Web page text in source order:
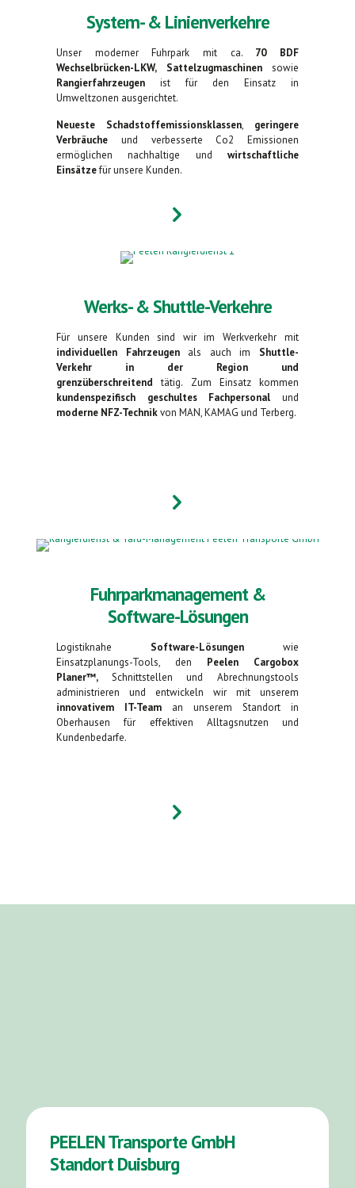
System- & Linienverkehre
Unser moderner Fuhrpark mit ca. 70 BDF
Wechselbrücken-LKW, Sattelzugmaschinensowie
Rangierfahrzeugen ist für den Einsatz in
Umweltzonen ausgerichtet.
Neueste Schadstoffemissionsklassen, geringere
Verbräuche und verbesserte Co2 Emissionen
ermöglichen nachhaltige und wirtschaftliche
Einsätzefür unsere Kunden.
Werks- & Shuttle-Verkehre
Für unsere Kunden sind wir im Werkverkehr mit
individuellen Fahrzeugenals auch im Shuttle-
Verkehr in der Region und
grenzüberschreitend tätig. Zum Einsatz kommen
kundenspezifisch geschultes Fachpersonal und
moderne NFZ-Technikvon MAN, KAMAG und Terberg.
Fuhrparkmanagement &
Software-Lösungen
Logistiknahe Software-Lösungen wie
Einsatzplanungs-Tools, den Peelen Cargobox
Planer™️, Schnittstellen und Abrechnungstools
administrieren und entwickeln wir mit unserem
innovativem IT-Team an unserem Standort in
Oberhausen für effektiven Alltagsnutzen und
Kundenbedarfe.
PEELEN Transporte GmbH
Standort Duisburg